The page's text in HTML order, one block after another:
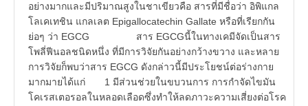
อย่างมากและมีปริมาณสูงในชาเขียวคือ สารที่มีชื่อว่า อิพิแกล
โลเคเทชิน แกลเลต Epigallocatechin Gallate หรือที่เรียกกัน
ย่อๆ ว่า EGCG สาร EGCGนี้ในทางเคมีจัดเป็นสาร
โพลี่ฟีนอลชนิดหนึ่ง ที่มีการวิจัยกันอย่างกว้างขวาง และหลาย
การวิจัยก็พบว่าสาร EGCG ดังกล่าวนี้มีประโยชน์ต่อร่างกาย
มากมายได้แก่ 1 มีส่วนช่วยในขบวนการ การกำจัดไขมัน
โคเรสเตอรอลในหลอดเลือดซึ่งทำให้ลดภาวะความเสี่ยงต่อโรค